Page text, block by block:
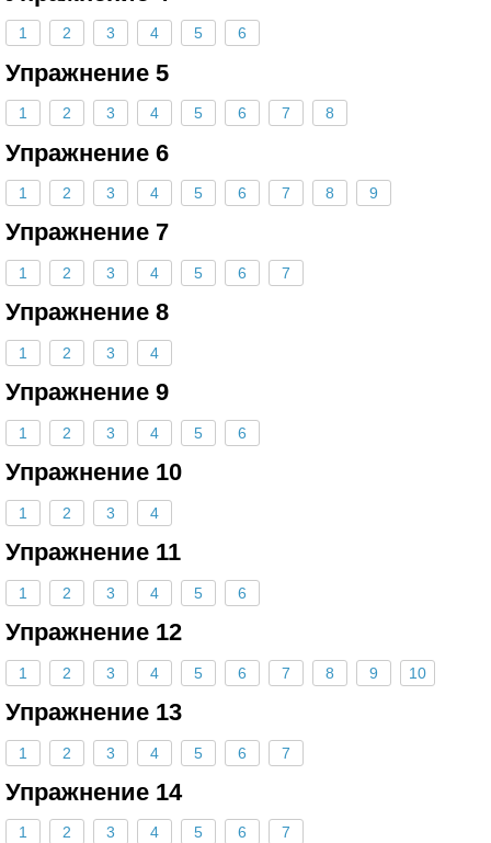
1 2 3 4 5 6
Упражнение 5
1 2 3 4 5 6 7 8
Упражнение 6
1 2 3 4 5 6 7 8 9
Упражнение 7
1 2 3 4 5 6 7
Упражнение 8
1 2 3 4
Упражнение 9
1 2 3 4 5 6
Упражнение 10
1 2 3 4
Упражнение 11
1 2 3 4 5 6
Упражнение 12
1 2 3 4 5 6 7 8 9 10
Упражнение 13
1 2 3 4 5 6 7
Упражнение 14
1 2 3 4 5 6 7